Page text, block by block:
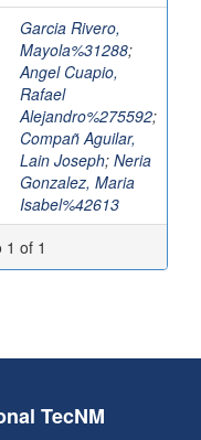
Garcia Rivero,
Mayola%31288;
Angel Cuapio,
Rafael
Alejandro%275592;
Compañ Aguilar,
Lain Joseph; Neria
Gonzalez, Maria
Isabel%42613
1 of 1
TecNM